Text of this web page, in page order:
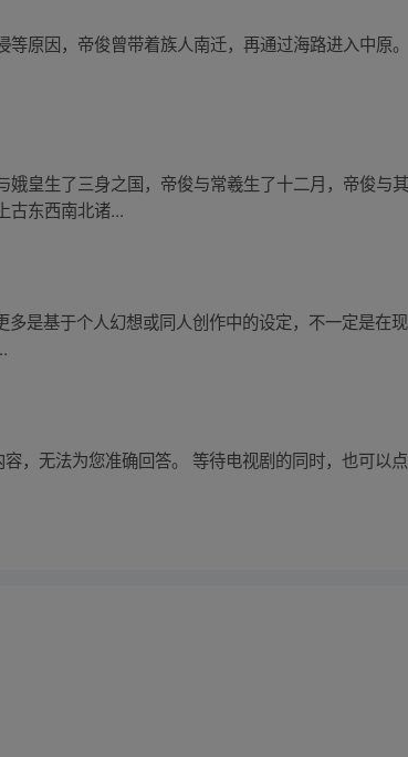
原因，帝俊曾带着族人南迁，再通过海路进入中原
皇生了三身之国，帝俊与常羲生了十二月，帝俊与
古东西南北诸...
是基于个人幻想或同人创作中的设定，不一定是在
，无法为您准确回答。 等待电视剧的同时，也可以